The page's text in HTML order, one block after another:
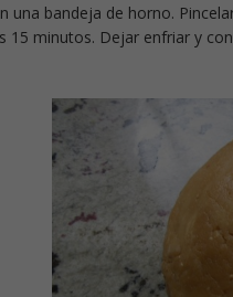
una bandeja de horno.
15 minutos. Dejar enfriar y